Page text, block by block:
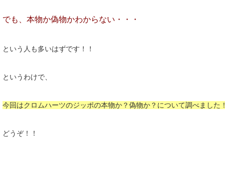
でも、本物か偽物かわからない・・・
という人も多いはずです！！
というわけで、
今回はクロムハーツのジッポの本物か？偽物か？について調べました！
どうぞ！！